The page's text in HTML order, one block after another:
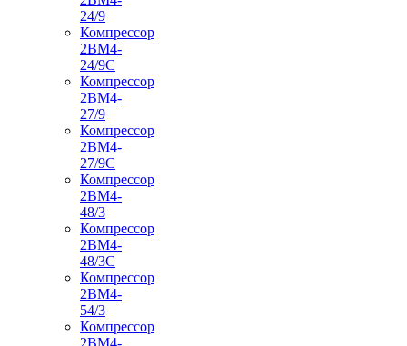
24/9
Компрессор
2ВМ4-
24/9С
Компрессор
2ВМ4-
27/9
Компрессор
2ВМ4-
27/9С
Компрессор
2ВМ4-
48/3
Компрессор
2ВМ4-
48/3С
Компрессор
2ВМ4-
54/3
Компрессор
2ВМ4-